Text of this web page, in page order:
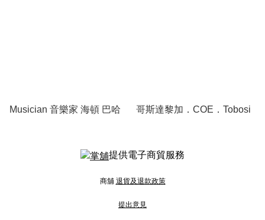
Musician 音樂家 海頓 巴哈 哥斯達黎加．COE．Tobosi
提供電子商貿服務
商舖 退貨及退款政策
提出意見